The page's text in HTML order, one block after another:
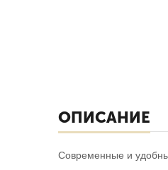
ОПИСАНИЕ
Современные и